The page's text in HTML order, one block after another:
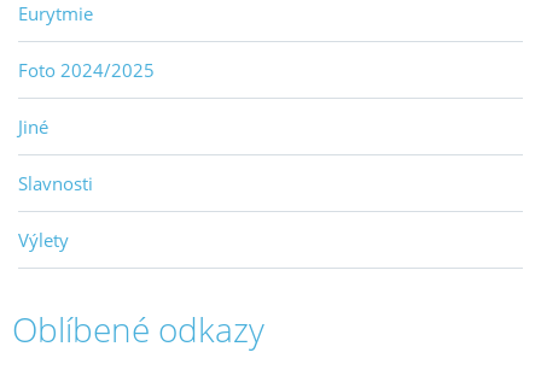
Eurytmie
Foto 2024/2025
Jiné
Slavnosti
Výlety
Oblíbené odkazy